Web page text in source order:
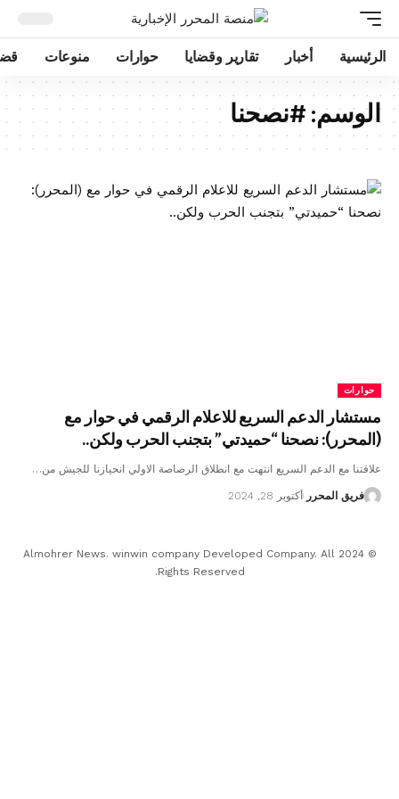
الرئيسية أخبار تقارير وقضايا حوارات منوعات
الوسم: #نصحنا
حوارات
مستشار الدعم السريع للاعلام الرقمي في حوار مع
(المحرر): نصحنا “حميدتي” بتجنب الحرب ولكن..
علاقتنا مع الدعم السريع انتهت مع انطلاق الرصاصة الاولي انحيازنا للجيش من…
فريق المحرر أكتوبر 28, 2024
© 2024 Almohrer News. winwin company Developed Company. All
Rights Reserved.